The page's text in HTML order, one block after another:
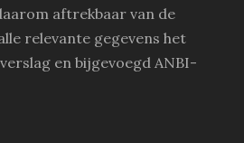
aftrekbaar van de
relevante gegevens het
en bijgevoegd ANBI-